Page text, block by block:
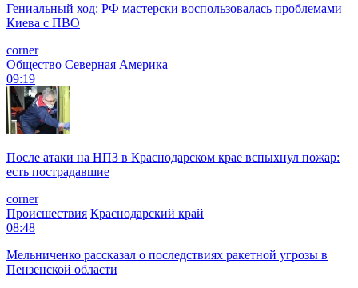
Гениальный ход: РФ мастерски воспользовалась проблемами
Киева с ПВО
corner
Общество Северная Америка
09:19
После атаки на НПЗ в Краснодарском крае вспыхнул пожар:
есть пострадавшие
corner
Происшествия Краснодарский край
08:48
Мельниченко рассказал о последствиях ракетной угрозы в
Пензенской области